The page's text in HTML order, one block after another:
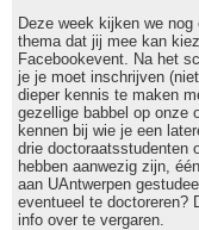
Deze week kijken we
thema dat jij mee kan
Facebookevent. Na het
je je moet inschrijven
dieper kennis te maken
gezellige babbel op onze
kennen bij wie je een
drie doctoraatsstudenten
hebben aanwezig zijn,
aan UAntwerpen
eventueel te doctoreren?
info over te vergaren.